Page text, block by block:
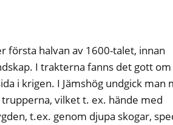
första halvan av 1600-talet, innan
I trakterna fanns det gott om
i krigen. I Jämshög undgick man
vilket t. ex. hände med
t.ex. genom djupa skogar,